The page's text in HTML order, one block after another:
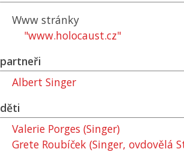
Www stránky
"www.holocaust.cz"
partneři
Albert Singer
děti
Valerie Porges (Singer)
Grete Roubíček (Singer, ovdovělá